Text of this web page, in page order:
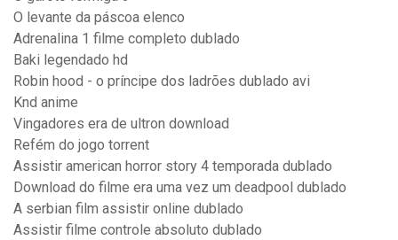
O levante da páscoa elenco
Adrenalina 1 filme completo dublado
Baki legendado hd
Robin hood - o príncipe dos ladrões dublado avi
Knd anime
Vingadores era de ultron download
Refém do jogo torrent
Assistir american horror story 4 temporada dublado
Download do filme era uma vez um deadpool dublado
A serbian film assistir online dublado
Assistir filme controle absoluto dublado